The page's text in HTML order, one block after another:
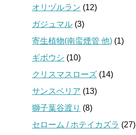
オリヅルラン (12)
ガジュマル (3)
寄生植物(南蛮煙管 他) (1)
ギボウシ (10)
クリスマスローズ (14)
サンスベリア (13)
獅子葉谷渡り (8)
セローム / ホテイカズラ (27)